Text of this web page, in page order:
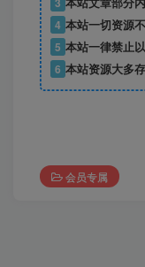
4 本站一切资源
5 本站一律禁止
6 本站资源大多
会员专属